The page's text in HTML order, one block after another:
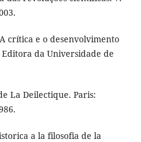
A crítica e o desenvolvimento
da Universidade de
La Deilectique. Paris:
a la filosofia de la